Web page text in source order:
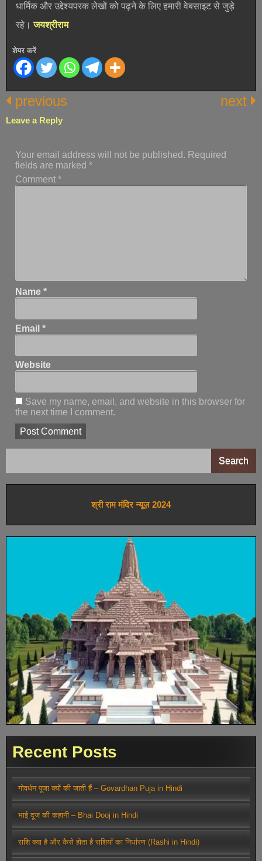
धार्मिक और उद्देश्यपरक लेखों को पढ़ने के लिए हमारी वेबसाइट से जुड़े
रहे।जयश्रीराम
शेयर करें
previous next
Leave a Reply
Your email address will not be published. Required
fields are marked*
Comment*
Name*
Email*
Website
Save my name, email, and website in this browser for
the next time I comment.
Search
श्री राम मंदिर न्यूज़ 2024
Recent Posts
गोवर्धन पूजा क्यों की जाती हैं – Govardhan Puja in Hindi
भाई दूज की कहानी – Bhai Dooj in Hindi
राशि क्या है और कैसे होता है राशियाँ का निर्धारण (Rashi in Hindi)